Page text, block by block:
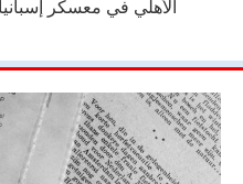
الأهلي في معسكر إسبانيا